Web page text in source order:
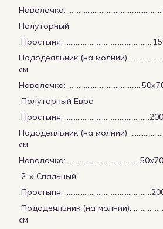
Наволочка:
Полуторный
Простыня:
Пододеяльник (на молнии):
см
Наволочка:
Полуторный Евро
Простыня:
Пододеяльник (на молнии):
см
Наволочка:
2-х Спальный
Простыня:
Пододеяльник (на молнии):
см